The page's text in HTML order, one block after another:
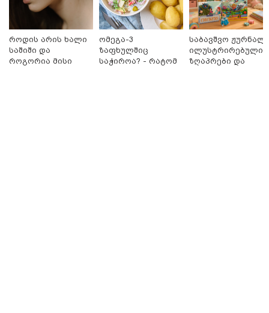
სამართალი
როდის არის ხალი
საშიში და
როგორია მისი
ომეგა-3
ზაფხულშიც
საჭიროა? - რატომ
საბავშვო
ილუსტრირებული
ზღაპრები და